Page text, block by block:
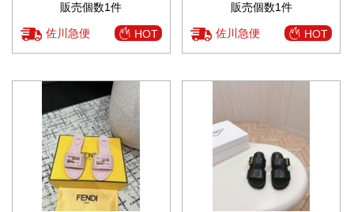
販売個数1件
佐川急便 HOT
販売個数1件
佐川急便 HOT